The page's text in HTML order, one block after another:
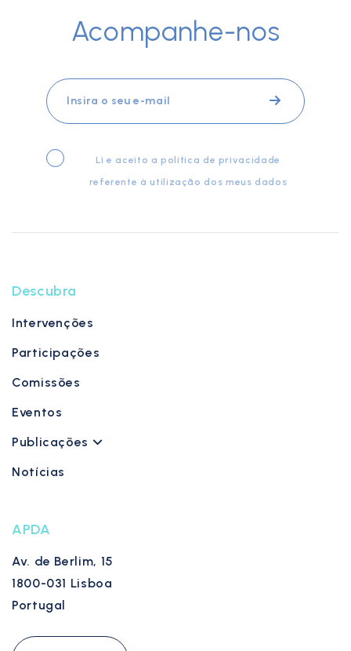
Acompanhe-nos
Li e aceito a política de privacidade
referente à utilização dos meus dados
Descubra
Intervenções
Participações
Comissões
Eventos
Publicações
Notícias
APDA
Av. de Berlim, 15
1800-031 Lisboa
Portugal